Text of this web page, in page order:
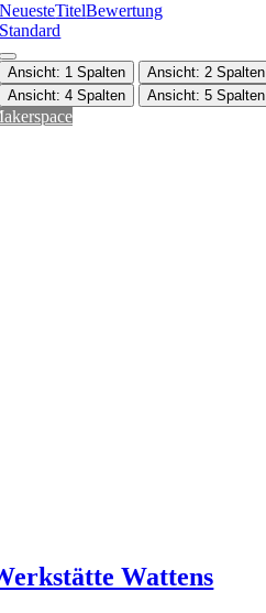
NeuesteTitelBewertung
Standard
Ansicht: 1 Spalten Ansicht: 2 Spalten
Ansicht: 4 Spalten
Ansicht: 5 Spalten
Wattens